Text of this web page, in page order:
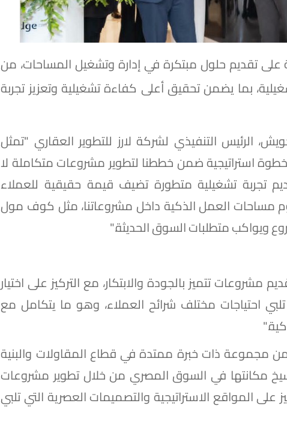
تقديم حلول مبتكرة في إدارة وتشغيل المساحات، من
بما يضمن تحقيق أعلى كفاءة تشغيلية وتعزيز تجربة
الرئيس التنفيذي لشركة لارز للتطوير العقاري "تمثل
خطوة استراتيجية ضمن خططنا لتطوير مشروعات متكاملة لا
تجربة تشغيلية متطورة تضيف قيمة حقيقية للعملاء
مساحات العمل الذكية داخل مشروعاتنا، مثل كوف مول
ويواكب متطلبات السوق الحديثة."
مشروعات تتميز بالجودة والابتكار، مع التركيز على اختيار
احتياجات مختلف شرائح العملاء، وهو ما يتكامل مع
من مجموعة ذات خبرة ممتدة في قطاع المقاولات والبنية
مكانتها في السوق المصري من خلال تطوير مشروعات
على المواقع الاستراتيجية والتصميمات العصرية التي تلبي